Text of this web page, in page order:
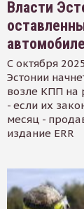
Власти
С октября
Эстонии
возле КПП на
- если их
месяц -
издание ERR